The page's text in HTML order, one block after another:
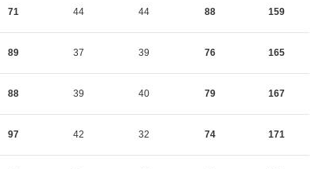
71 44 44 88 159
89 37 39 76 165
88 39 40 79 167
97 42 32 74 171